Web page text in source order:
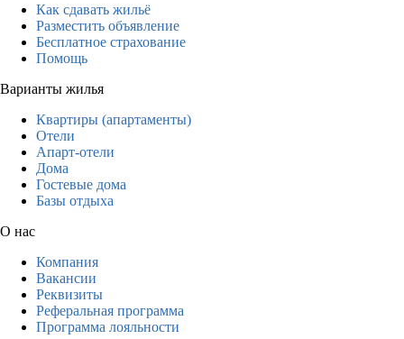
Как сдавать жильё
Разместить объявление
Бесплатное страхование
Помощь
Варианты жилья
Квартиры (апартаменты)
Отели
Апарт-отели
Дома
Гостевые дома
Базы отдыха
О нас
Компания
Вакансии
Реквизиты
Реферальная программа
Программа лояльности